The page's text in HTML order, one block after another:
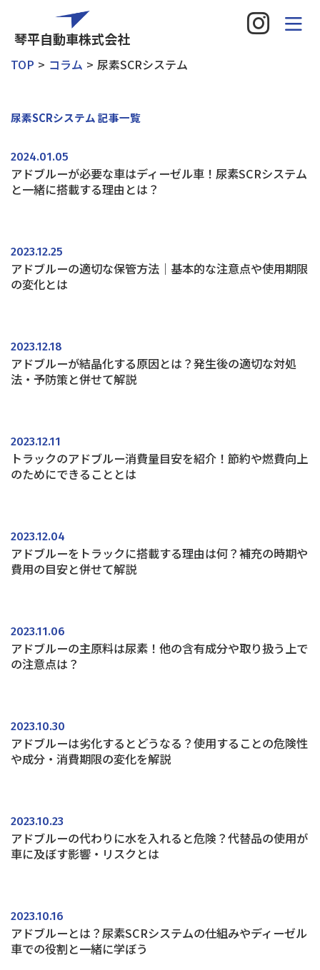
琴平自動車株式会社
TOP コラム 尿素SCRシステム
尿素SCRシステム 記事一覧
2024.01.05
アドブルーが必要な車はディーゼル車！尿素SCRシステム
と一緒に搭載する理由とは？
2023.12.25
アドブルーの適切な保管方法｜基本的な注意点や使用期限
の変化とは
2023.12.18
アドブルーが結晶化する原因とは？発生後の適切な対処
法・予防策と併せて解説
2023.12.11
トラックのアドブルー消費量目安を紹介！節約や燃費向上
のためにできることとは
2023.12.04
アドブルーをトラックに搭載する理由は何？補充の時期や
費用の目安と併せて解説
2023.11.06
アドブルーの主原料は尿素！他の含有成分や取り扱う上で
の注意点は？
2023.10.30
アドブルーは劣化するとどうなる？使用することの危険性
や成分・消費期限の変化を解説
2023.10.23
アドブルーの代わりに水を入れると危険？代替品の使用が
車に及ぼす影響・リスクとは
2023.10.16
アドブルーとは？尿素SCRシステムの仕組みやディーゼル
車での役割と一緒に学ぼう